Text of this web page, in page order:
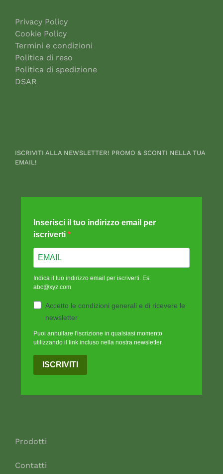
Privacy Policy
Cookie Policy
Termini e condizioni
Politica di reso
Politica di spedizione
DSAR
ISCRIVITI ALLA NEWSLETTER! PROMO & SCONTI NELLA TUA
EMAIL!
Inserisci il tuo indirizzo email per
iscriverti
Indica il tuo indirizzo email per iscriverti. Es.
abc@xyz.com
Accetto le condizioni generali e di ricevere le
newsletter
Puoi annullare l'iscrizione in qualsiasi momento
utilizzando il link incluso nella nostra newsletter.
ISCRIVITI
Prodotti
Contatti